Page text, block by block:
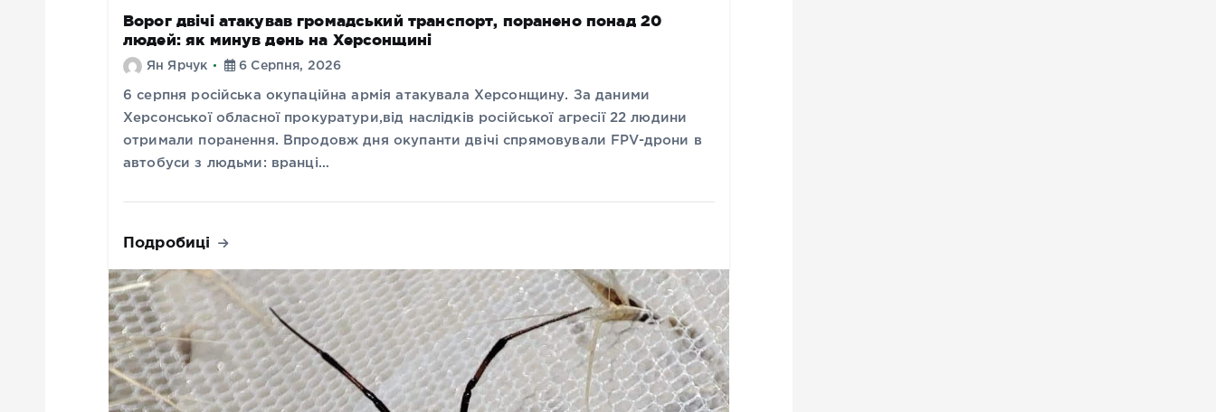
Ворог двічі атакував громадський транспорт, поранено понад 20
людей: як минув день на Херсонщині
Ян Ярчук 6 Серпня, 2026
6 серпня російська окупаційна армія атакувала Херсонщину. За даними
Херсонської обласної прокуратури,від наслідків російської агресії 22 людини
отримали поранення. Впродовж дня окупанти двічі спрямовували FPV-дрони в
автобуси з людьми: вранці…
Подробиці